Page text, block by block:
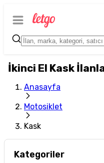
İkinci El Kask
Anasayfa
Motosiklet
Kask
Kategoriler